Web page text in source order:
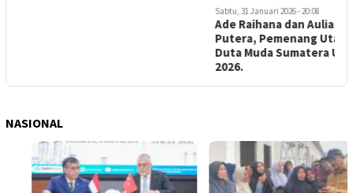
Sabtu, 31 Januari 2026 - 20:08
Ade Raihana dan Aulia Riska
Putera, Pemenang Utama
Duta Muda Sumatera Utara
NASIONAL